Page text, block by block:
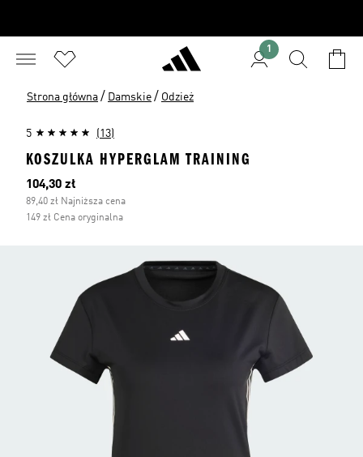
1
Strona główna / Damskie / Odzież
5 (13)
KOSZULKA HYPERGLAM TRAINING
Bieżąca cena
104,30 zł
89,40 zł Najniższa cena
149 zł Cena oryginalna